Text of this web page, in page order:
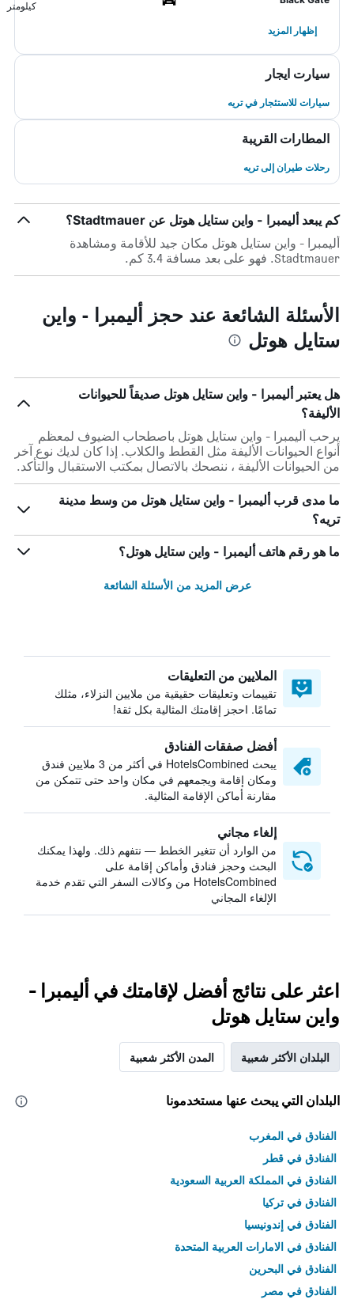
كيلومتر
إظهار المزيد
سيارت ايجار
سيارات للاستئجار في تريه
المطارات القريبة
رحلات طيران إلى تريه
كم يبعد أليمبرا - واين ستايل هوتل عن Stadtmauer؟
أليمبرا - واين ستايل هوتل مكان جيد للأقامة ومشاهدة
Stadtmauer. فهو على بعد مسافة 3.4 كم.
الأسئلة الشائعة عند حجز أليمبرا - واين
ستايل هوتل
هل يعتبر أليمبرا - واين ستايل هوتل صديقاً للحيوانات
الأليفة؟
يرحب أليمبرا - واين ستايل هوتل باصطحاب الضيوف لمعظم
أنواع الحيوانات الأليفة مثل القطط والكلاب. إذا كان لديك نوع آخر
من الحيوانات الأليفة ، ننصحك بالاتصال بمكتب الاستقبال والتأكد.
ما مدى قرب أليمبرا - واين ستايل هوتل من وسط مدينة
تريه؟
ما هو رقم هاتف أليمبرا - واين ستايل هوتل؟
عرض المزيد من الأسئلة الشائعة
الملايين من التعليقات
تقييمات وتعليقات حقيقية من ملايين النزلاء، مثلك
تمامًا. احجز إقامتك المثالية بكل ثقة!
أفضل صفقات الفنادق
يبحث HotelsCombined في أكثر من 3 ملايين فندق
ومكان إقامة ويجمعهم في مكان واحد حتى تتمكن من
مقارنة أماكن الإقامة المثالية.
إلغاء مجاني
من الوارد أن تتغير الخطط — نتفهم ذلك. ولهذا يمكنك
البحث وحجز فنادق وأماكن إقامة على
HotelsCombined من وكالات السفر التي تقدم خدمة
الإلغاء المجاني
اعثر على نتائج أفضل لإقامتك في أليمبرا -
واين ستايل هوتل
البلدان الأكثر شعبية المدن الأكثر شعبية
البلدان التي يبحث عنها مستخدمونا
الفنادق في المغرب
الفنادق في قطر
الفنادق في المملكة العربية السعودية
الفنادق في تركيا
الفنادق في إندونيسيا
الفنادق في الامارات العربية المتحدة
الفنادق في البحرين
الفنادق في مصر